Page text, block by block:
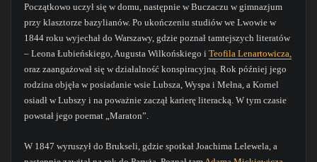
Początkowo uczył się w domu, następnie w Buczaczu w gimnazjum
przy klasztorze bazylianów. Po ukończeniu studiów we Lwowie w
1844 roku wyjechał do Warszawy, gdzie poznał tamtejszych literatów
– Leona Łubieńskiego, Augusta Wilkońskiego i Teofila Lenartowicza,
oraz zaangażował się w działalność konspiracyjną. Rok później jego
rodzina objęła w posiadanie wsie Lubsza, Wyspa i Mełna, a Kornel
osiadł w Lubszy i na poważnie zaczął karierę literacką. W tym czasie
powstał jego poemat „Maraton”.
W 1847 wyruszył do Brukseli, gdzie spotkał Joachima Lelewela, a